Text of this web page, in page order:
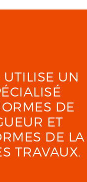
UN
DE
ET
DE LA
TRAVAUX.